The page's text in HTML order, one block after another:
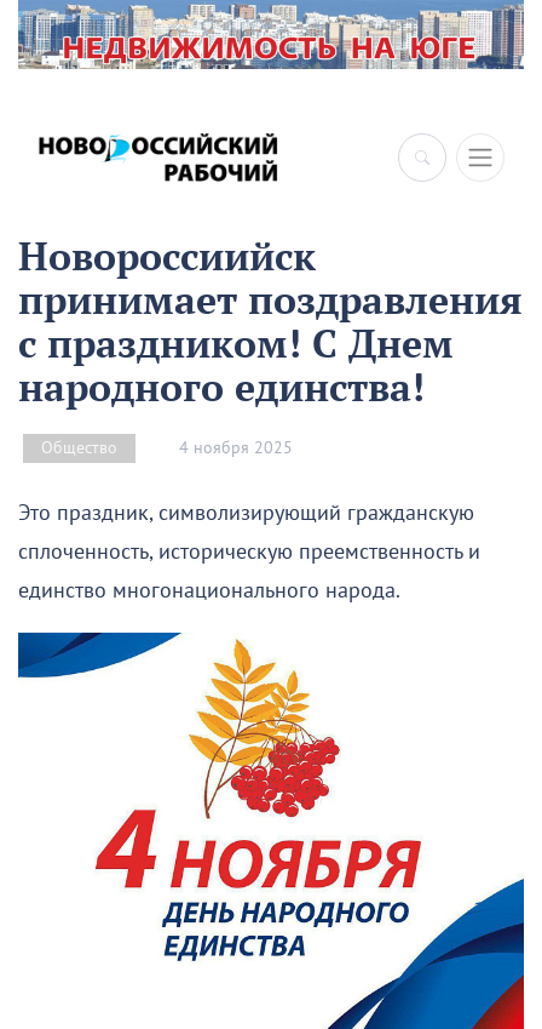
×
Новороссиийск
принимает поздравления
с праздником! С Днем
народного единства!
Общество 4 ноября 2025
Это праздник, символизирующий гражданскую
сплоченность, историческую преемственность и
единство многонационального народа.